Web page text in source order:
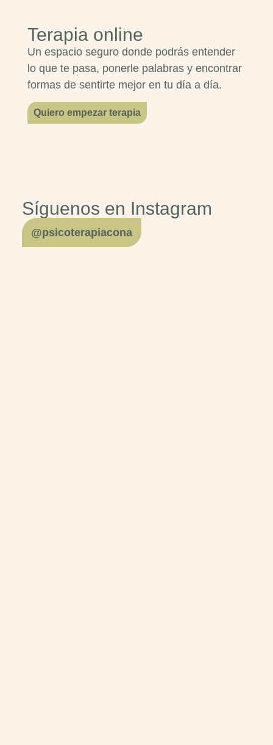
Terapia online
Un espacio seguro donde podrás entender
lo que te pasa, ponerle palabras y encontrar
formas de sentirte mejor en tu día a día.
Quiero empezar terapia
Síguenos en Instagram
@psicoterapiacona